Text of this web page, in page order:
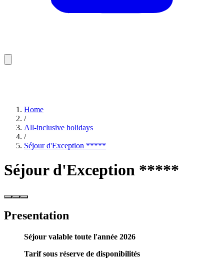
Home
/
All-inclusive holidays
/
Séjour d'Exception *****
Séjour d'Exception *****
Presentation
Séjour valable toute l'année 2026
Tarif sous réserve de disponibilités